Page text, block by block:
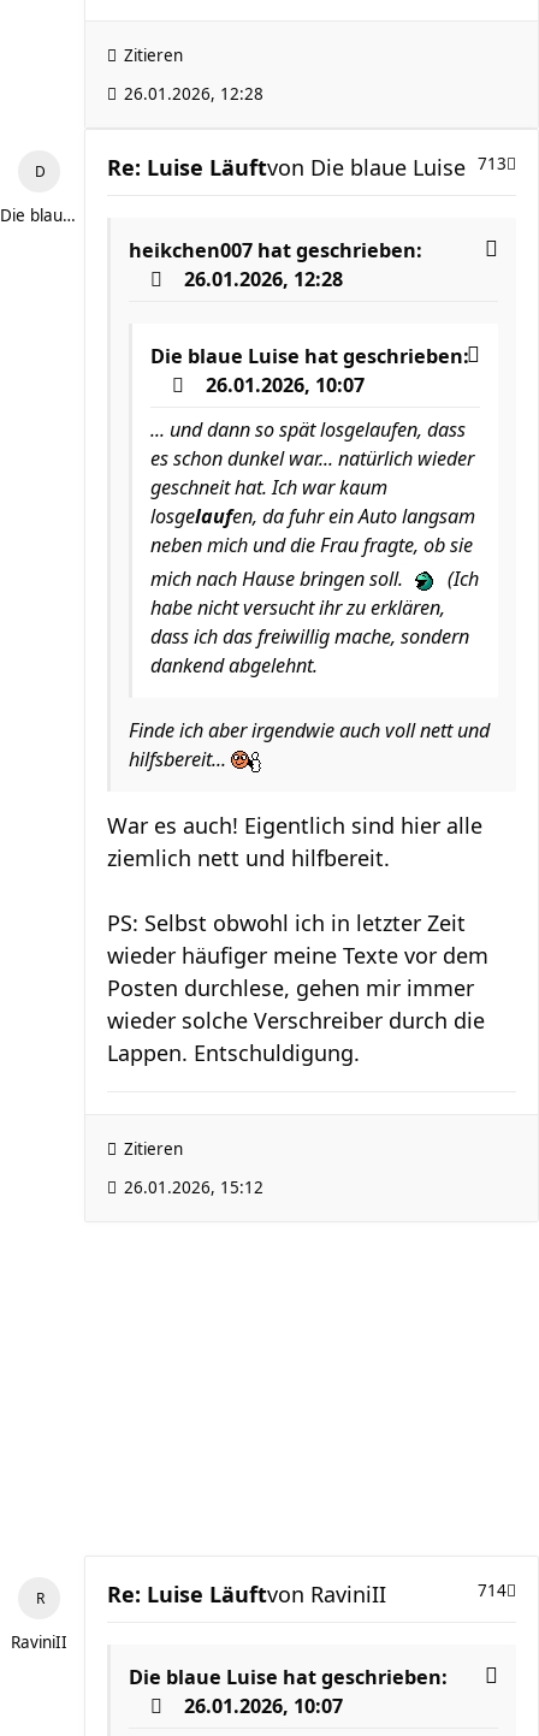
Zitieren
26.01.2026, 12:28
Die blaue Luise
Re: Luise Läuft 713
von Die blaue Luise
heikchen007 hat geschrieben:
26.01.2026, 12:28
Die blaue Luise hat geschrieben:
26.01.2026, 10:07
... und dann so spät losgelaufen, dass
es schon dunkel war... natürlich wieder
geschneit hat. Ich war kaum
losgelaufen, da fuhr ein Auto langsam
neben mich und die Frau fragte, ob sie
mich nach Hause bringen soll.
(Ich
habe nicht versucht ihr zu erklären,
dass ich das freiwillig mache, sondern
dankend abgelehnt.
Finde ich aber irgendwie auch voll nett und
hilfsbereit...
War es auch! Eigentlich sind hier alle
ziemlich nett und hilfbereit.
PS: Selbst obwohl ich in letzter Zeit
wieder häufiger meine Texte vor dem
Posten durchlese, gehen mir immer
wieder solche Verschreiber durch die
Lappen. Entschuldigung.
Zitieren
26.01.2026, 15:12
RaviniII
Re: Luise Läuft 714
von RaviniII
Die blaue Luise hat geschrieben:
26.01.2026, 10:07